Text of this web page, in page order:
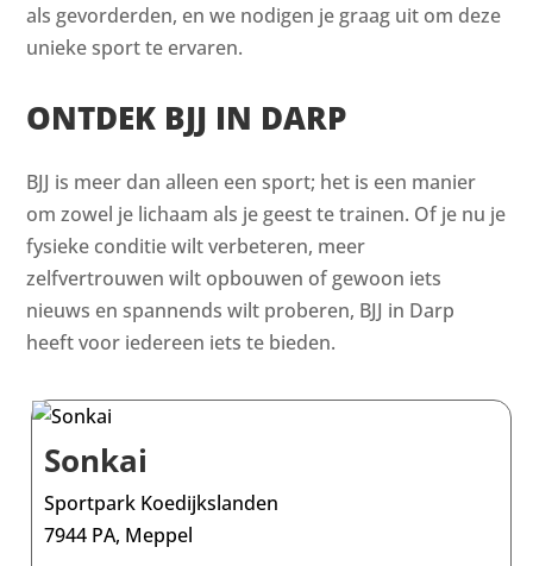
als gevorderden, en we nodigen je graag uit om deze
unieke sport te ervaren.
ONTDEK BJJ IN DARP
BJJ is meer dan alleen een sport; het is een manier
om zowel je lichaam als je geest te trainen. Of je nu je
fysieke conditie wilt verbeteren, meer
zelfvertrouwen wilt opbouwen of gewoon iets
nieuws en spannends wilt proberen, BJJ in Darp
heeft voor iedereen iets te bieden.
Sonkai
Sportpark Koedijkslanden
7944 PA, Meppel